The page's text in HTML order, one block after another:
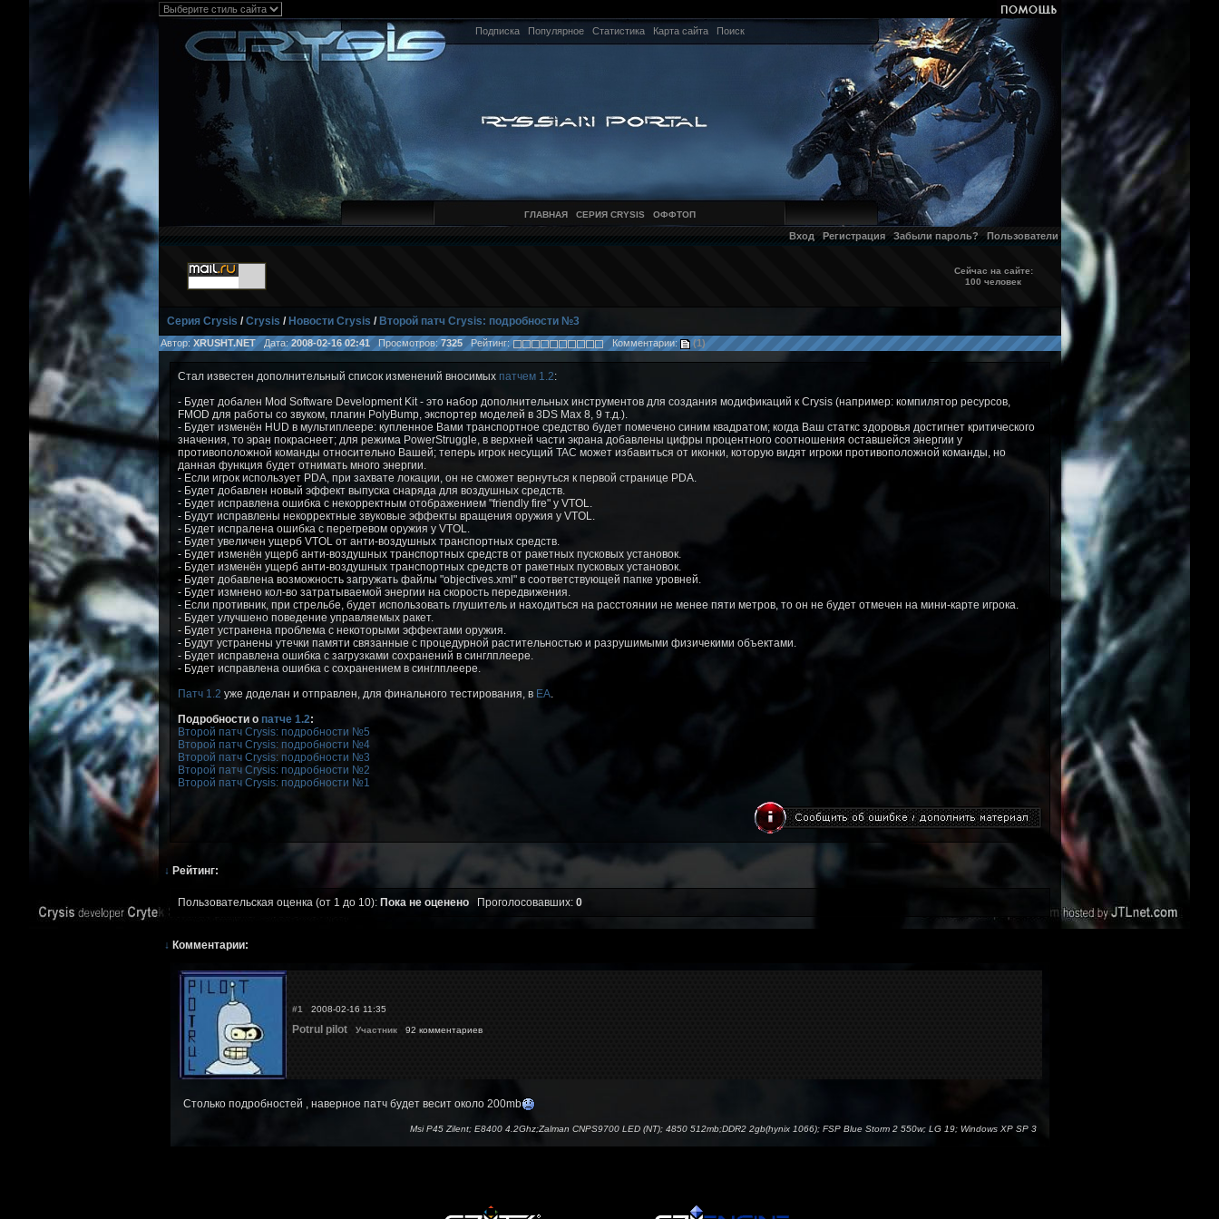
Подписка Популярное Статистика Карта сайта Поиск
ГЛАВНАЯ СЕРИЯ CRYSIS ОФФТОП
Вход Регистрация Забыли пароль? Пользователи
Сейчас на сайте:
100 человек
Серия Crysis /Crysis / Новости Crysis / Второй патч Crysis: подробности №3
Автор: XRUSHT.NETДата:2008-02-16 02:41Просмотров:7325Рейтинг: Комментарии: (1)
Стал известен дополнительный список изменений вносимых патчем 1.2:
- Будет добален Mod Software Development Kit - это набор дополнительных инструментов для создания модификаций к Crysis (например: компилятор ресурсов,
FMOD для работы со звуком, плагин PolyBump, экспортер моделей в 3DS Max 8, 9 т.д.).
- Будет изменён HUD в мультиплеере: купленное Вами транспортное средство будет помечено синим квадратом; когда Ваш статкс здоровья достигнет критического
значения, то эран покраснеет; для режима PowerStruggle, в верхней части экрана добавлены цифры процентного соотношения оставшейся энергии у
противоположной команды относительно Вашей; теперь игрок несущий TAC может избавиться от иконки, которую видят игроки противоположной команды, но
данная функция будет отнимать много энергии.
- Если игрок использует PDA, при захвате локации, он не сможет вернуться к первой странице PDA.
- Будет добавлен новый эффект выпуска снаряда для воздушных средств.
- Будет исправлена ошибка с некорректным отображением "friendly fire" у VTOL.
- Будут исправлены некорректные звуковые эффекты вращения оружия у VTOL.
- Будет испралена ошибка с перегревом оружия у VTOL.
- Будет увеличен ущерб VTOL от анти-воздушных транспортных средств.
- Будет изменён ущерб анти-воздушных транспортных средств от ракетных пусковых установок.
- Будет изменён ущерб анти-воздушных транспортных средств от ракетных пусковых установок.
- Будет добавлена возможность загружать файлы "objectives.xml" в соответствующей папке уровней.
- Будет измнено кол-во затратываемой энергии на скорость передвижения.
- Если противник, при стрельбе, будет использовать глушитель и находиться на расстоянии не менее пяти метров, то он не будет отмечен на мини-карте игрока.
- Будет улучшено поведение управляемых ракет.
- Будет устранена проблема с некоторыми эффектами оружия.
- Будут устранены утечки памяти связанные с процедурной растительностью и разрушимыми физичекими объектами.
- Будет исправлена ошибка с загрузками сохранений в синглплеере.
- Будет исправлена ошибка с сохранением в синглплеере.
Патч 1.2 уже доделан и отправлен, для финального тестирования, в EA.
Подробности о патче 1.2:
Второй патч Crysis: подробности №5
Второй патч Crysis: подробности №4
Второй патч Crysis: подробности №3
Второй патч Crysis: подробности №2
Второй патч Crysis: подробности №1
↓ Рейтинг:
Пользовательская оценка (от 1 до 10): Пока не оцененоПроголосовавших: 0
↓ Комментарии:
#1 2008-02-16 11:35
Potrul pilot Участник92 комментариев
Столько подробностей , наверное патч будет весит около 200mb
Msi P45 Zilent; E8400 4.2Ghz;Zalman CNPS9700 LED (NT); 4850 512mb;DDR2 2gb(hynix 1066); FSP Blue Storm 2 550w; LG 19; Windows XP SP 3